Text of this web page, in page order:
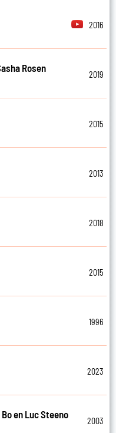
2016
Rosen
2019
2015
2013
2018
2015
1996
2023
en Luc Steeno
2003